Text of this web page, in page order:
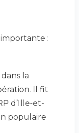
:
la
Il fit
d’Ille-et-
populaire